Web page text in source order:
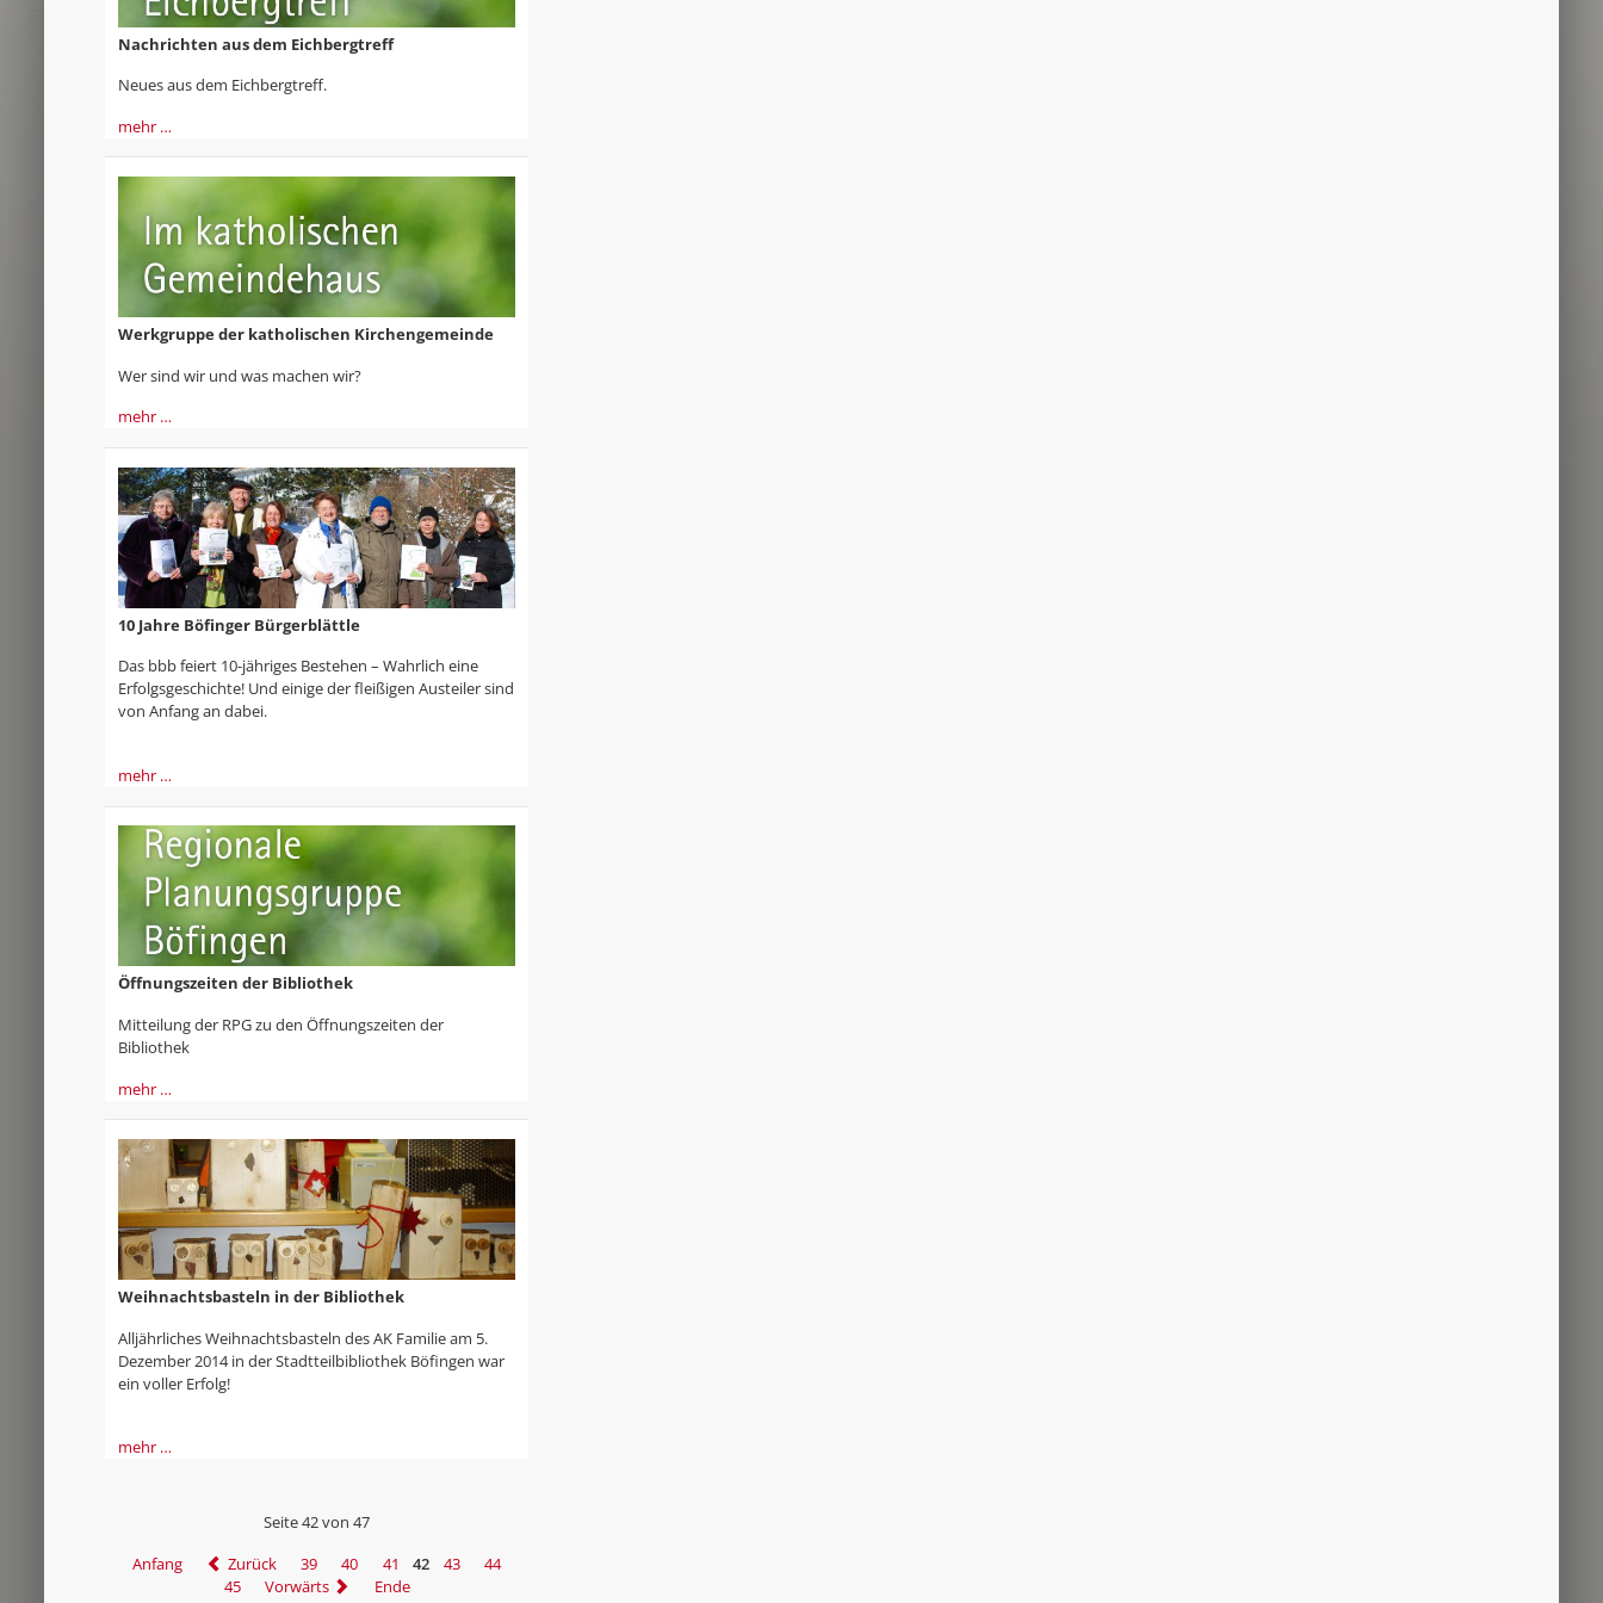
Nachrichten aus dem Eichbergtreff
Neues aus dem Eichbergtreff.
mehr …
Werkgruppe der katholischen Kirchengemeinde
Wer sind wir und was machen wir?
mehr …
10 Jahre Böfinger Bürgerblättle
Das bbb feiert 10-jähriges Bestehen – Wahrlich eine
Erfolgsgeschichte! Und einige der fleißigen Austeiler sind
von Anfang an dabei.
mehr …
Öffnungszeiten der Bibliothek
Mitteilung der RPG zu den Öffnungszeiten der
Bibliothek
mehr …
Weihnachtsbasteln in der Bibliothek
Alljährliches Weihnachtsbasteln des AK Familie am 5.
Dezember 2014 in der Stadtteilbibliothek Böfingen war
ein voller Erfolg!
mehr …
Seite 42 von 47
Anfang
Zurück 39 40 41 42 43
44
45
Vorwärts Ende